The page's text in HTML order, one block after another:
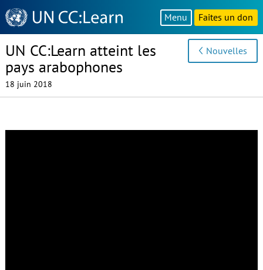
Knowledge
Sharing
Platform
Menu Faites un don
UN CC:Learn atteint les
pays arabophones
18 juin 2018
Nouvelles